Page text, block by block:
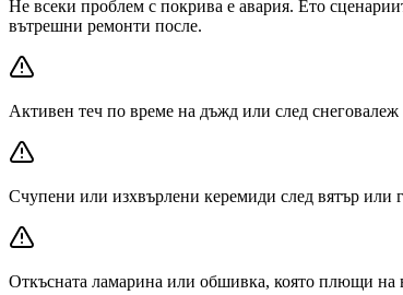
Не всеки проблем с покрива е авария. Ето
вътрешни ремонти после.
Активен теч по време на дъжд или след снеговалеж
Счупени или изхвърлени керемиди след вятър или
Откъсната ламарина или обшивка, която плющи на